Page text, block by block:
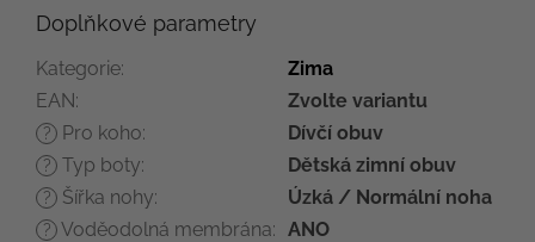
Doplňkové parametry
Kategorie:
Zima
EAN: Zvolte variantu
? Pro koho: Dívčí obuv
? Typ boty: Dětská zimní obuv
? Šířka nohy: Úzká / Normální noha
? Voděodolná membrána: ANO